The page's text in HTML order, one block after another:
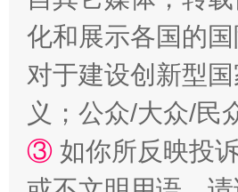
化和展示各国的
对于建设创新型
义；公众/大众/民
③ 如你所反映投